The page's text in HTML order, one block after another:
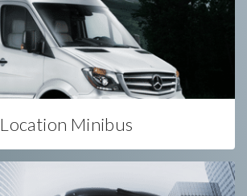
Location Minibus